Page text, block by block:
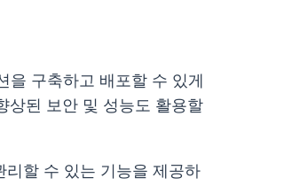
구축하고 배포할 수 있게
상된 보안 및 성능도 활용할
할 수 있는 기능을 제공하